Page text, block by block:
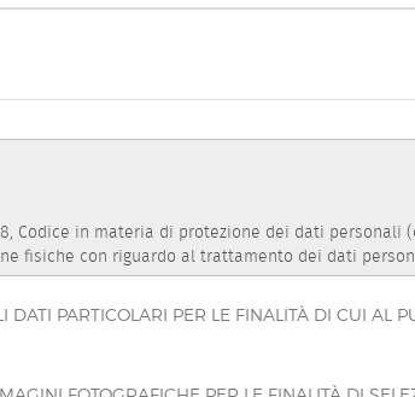
PARTICOLARI PER LE FINALITÀ DI CUI AL